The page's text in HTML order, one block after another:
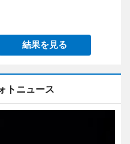
結果を見る
トニュース